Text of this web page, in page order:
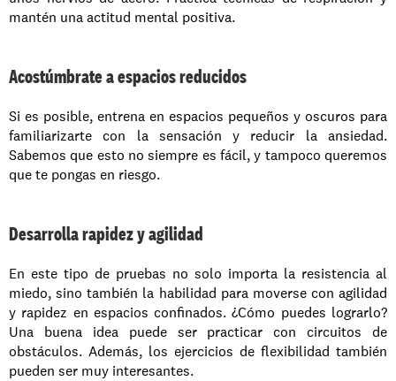
mantén una actitud mental positiva.
Acostúmbrate a espacios reducidos
Si es posible, entrena en espacios pequeños y oscuros para
familiarizarte con la sensación y reducir la ansiedad.
Sabemos que esto no siempre es fácil, y tampoco queremos
que te pongas en riesgo.
Desarrolla rapidez y agilidad
En este tipo de pruebas no solo importa la resistencia al
miedo, sino también la habilidad para moverse con agilidad
y rapidez en espacios confinados. ¿Cómo puedes lograrlo?
Una buena idea puede ser practicar con circuitos de
obstáculos. Además, los ejercicios de flexibilidad también
pueden ser muy interesantes.